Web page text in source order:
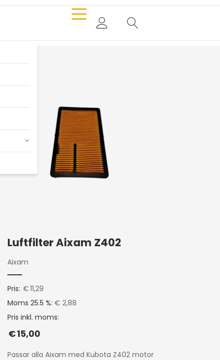
Luftfilter Aixam Z402
Aixam
Pris: €11,29
Moms 25.5 %: € 2,88
Pris inkl. moms:
€15,00
Passar alla Aixam med Kubota Z402 motor